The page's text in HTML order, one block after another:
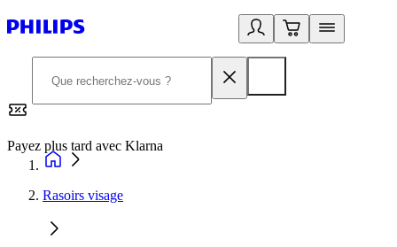
Payez plus tard avec Klarna
Rasoirs visage